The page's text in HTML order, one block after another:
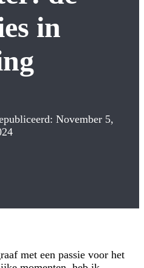
in
November 5,
met een passie voor het